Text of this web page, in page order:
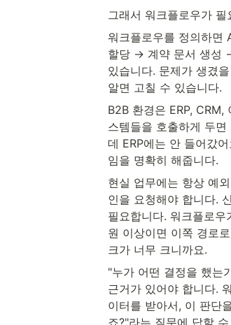
그래서 워크플로우가 필
워크플로우를 정의하면
할당 → 계약 문서 생성
있습니다. 문제가 생겼
알면 고칠 수 있습니다.
B2B 환경은 ERP,
스템들을 호출하게 두
데 ERP에는 안 들어갔
임을 명확히 해줍니다.
현실 업무에는 항상 예
인을 요청해야 합니다.
필요합니다. 워크플로
원 이상이면 이쪽 경로
크가 너무 크니까요.
"누가 어떤 결정을 했는
근거가 있어야 합니다.
이터를 받아서, 이 판단
죠?"라는 질문에 답할 수